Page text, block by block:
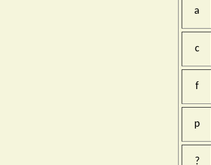
a
c
f
p
?